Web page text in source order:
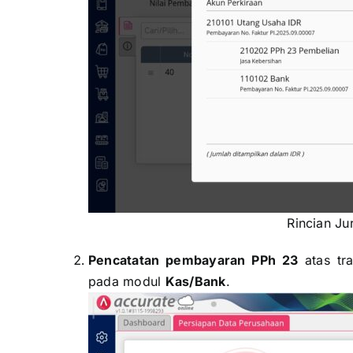
Rincian
Pencatatan pembayaran PPh 23 atas
pada modul Kas/Bank.